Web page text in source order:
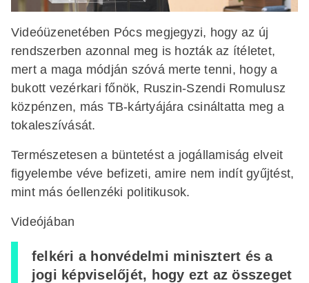
Videóüzenetében Pócs megjegyzi, hogy az új
rendszerben azonnal meg is hozták az ítéletet,
mert a maga módján szóvá merte tenni, hogy a
bukott vezérkari főnök, Ruszin-Szendi Romulusz
közpénzen, más TB-kártyájára csináltatta meg a
tokaleszívását.
Természetesen a büntetést a jogállamiság elveit
figyelembe véve befizeti, amire nem indít gyűjtést,
mint más óellenzéki politikusok.
Videójában
felkéri a honvédelmi minisztert és a
jogi képviselőjét, hogy ezt az összeget